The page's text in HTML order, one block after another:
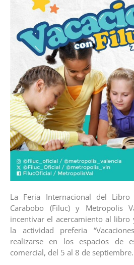
La Feria Internacional del
Carabobo (Filuc) y Metropolis
incentivar el acercamiento al libro
la actividad preferia
realizarse en los espacios de
comercial, del 5 al 8 de septiembre.